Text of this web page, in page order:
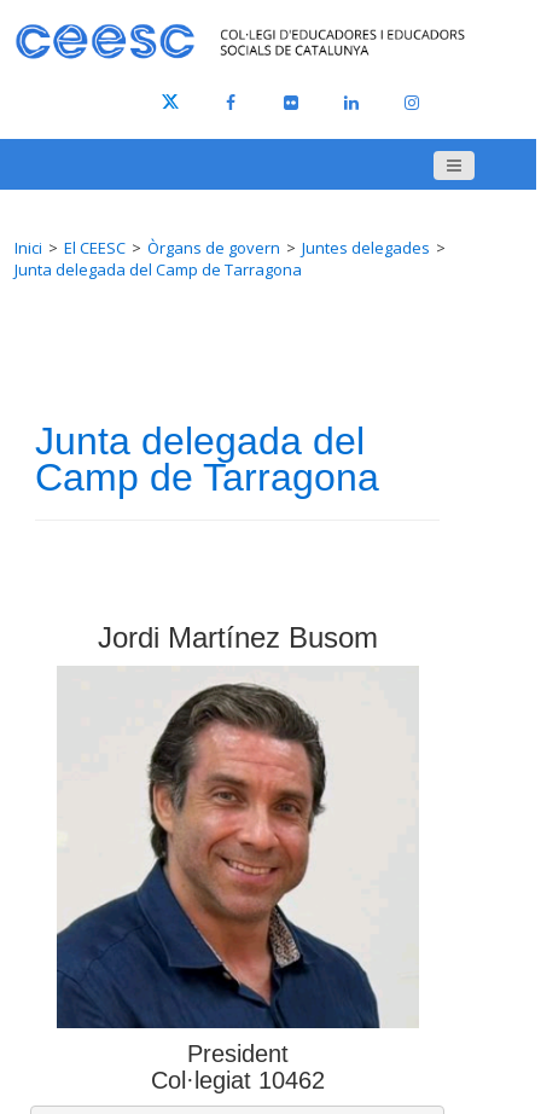
Inici El CEESC Òrgans de govern
Juntes delegades
Junta delegada del Camp de Tarragona
Junta delegada del
Camp de Tarragona
Jordi Martínez Busom
President
Col·legiat 10462